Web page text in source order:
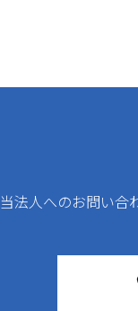
当法人へのお問い合